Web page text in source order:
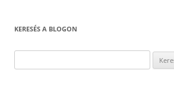
KERESÉS A BLOGON